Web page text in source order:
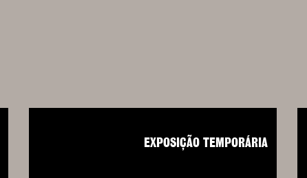
EXPOSIÇÃO TEMPORÁRIA